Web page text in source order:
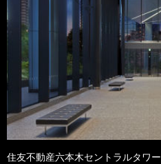
住友不動産六本木セントラルタワー